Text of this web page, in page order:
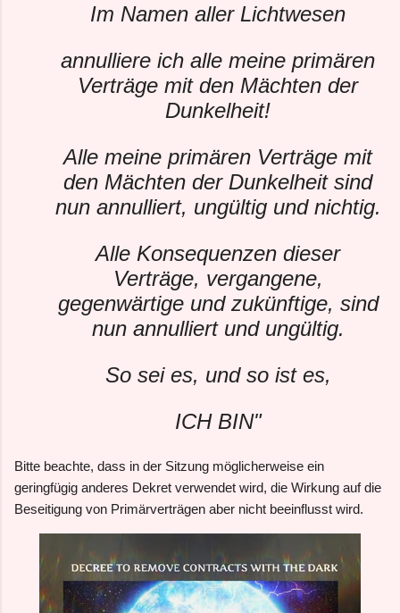
Im Namen aller Lichtwesen
annulliere ich alle meine primären
Verträge mit den Mächten der
Dunkelheit!
Alle meine primären Verträge mit
den Mächten der Dunkelheit sind
nun annulliert, ungültig und nichtig.
Alle Konsequenzen dieser
Verträge, vergangene,
gegenwärtige und zukünftige, sind
nun annulliert und ungültig.
So sei es, und so ist es,
ICH BIN"
Bitte beachte, dass in der Sitzung möglicherweise ein
geringfügig anderes Dekret verwendet wird, die Wirkung auf die
Beseitigung von Primärverträgen aber nicht beeinflusst wird.